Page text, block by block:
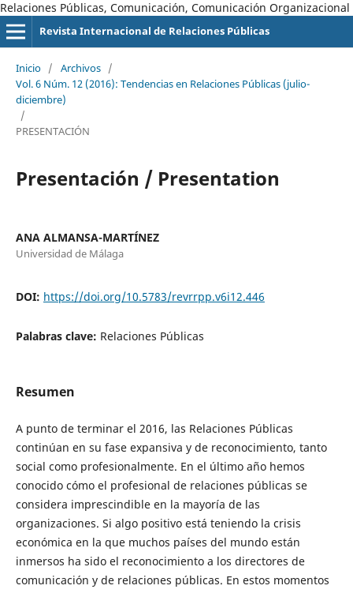
Relaciones Públicas, Comunicación, Comunicación Organizacional
Revista Internacional de Relaciones Públicas
Inicio / Archivos /
Vol. 6 Núm. 12 (2016): Tendencias en Relaciones Públicas (julio-
diciembre)
/
PRESENTACIÓN
Presentación / Presentation
ANA ALMANSA-MARTÍNEZ
Universidad de Málaga
DOI: https://doi.org/10.5783/revrrpp.v6i12.446
Palabras clave: Relaciones Públicas
Resumen
A punto de terminar el 2016, las Relaciones Públicas
continúan en su fase expansiva y de reconocimiento, tanto
social como profesionalmente. En el último año hemos
conocido cómo el profesional de relaciones públicas se
considera imprescindible en la mayoría de las
organizaciones. Si algo positivo está teniendo la crisis
económica en la que muchos países del mundo están
inmersos ha sido el reconocimiento a los directores de
comunicación y de relaciones públicas. En estos momentos